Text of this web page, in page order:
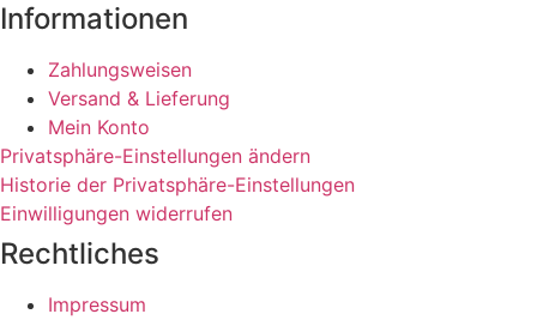
Informationen
Zahlungsweisen
Versand & Lieferung
Mein Konto
Privatsphäre-Einstellungen ändern
Historie der Privatsphäre-Einstellungen
Einwilligungen widerrufen
Rechtliches
Impressum